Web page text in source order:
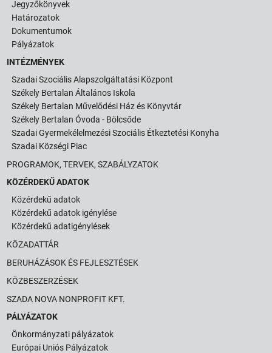
Jegyzőkönyvek
Határozatok
Dokumentumok
Pályázatok
INTÉZMÉNYEK
Szadai Szociális Alapszolgáltatási Központ
Székely Bertalan Általános Iskola
Székely Bertalan Művelődési Ház és Könyvtár
Székely Bertalan Óvoda - Bölcsőde
Szadai Gyermekélelmezési Szociális Étkeztetési Konyha
Szadai Községi Piac
PROGRAMOK, TERVEK, SZABÁLYZATOK
KÖZÉRDEKŰ ADATOK
Közérdekű adatok
Közérdekű adatok igénylése
Közérdekű adatigénylések
KÖZADATTÁR
BERUHÁZÁSOK ÉS FEJLESZTÉSEK
KÖZBESZERZÉSEK
SZADA NOVA NONPROFIT KFT.
PÁLYÁZATOK
Önkormányzati pályázatok
Európai Uniós Pályázatok